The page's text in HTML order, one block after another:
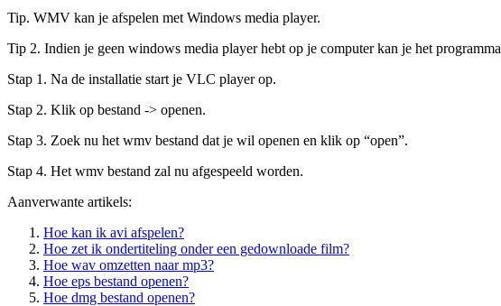
Tip. WMV kan je afspelen met Windows media player.
Tip 2. Indien je geen windows media player hebt op je computer kan je het programma
Stap 1. Na de installatie start je VLC player op.
Stap 2. Klik op bestand -> openen.
Stap 3. Zoek nu het wmv bestand dat je wil openen en klik op “open”.
Stap 4. Het wmv bestand zal nu afgespeeld worden.
Aanverwante artikels:
Hoe kan ik avi afspelen?
Hoe zet ik ondertiteling onder een gedownloade film?
Hoe wav omzetten naar mp3?
Hoe eps bestand openen?
Hoe dmg bestand openen?